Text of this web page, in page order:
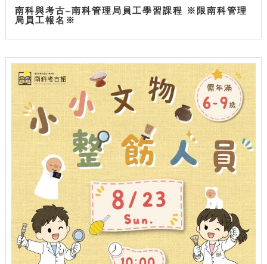
南科與考古–南科管理局員工學習課程 ※限南科管理
局員工報名※